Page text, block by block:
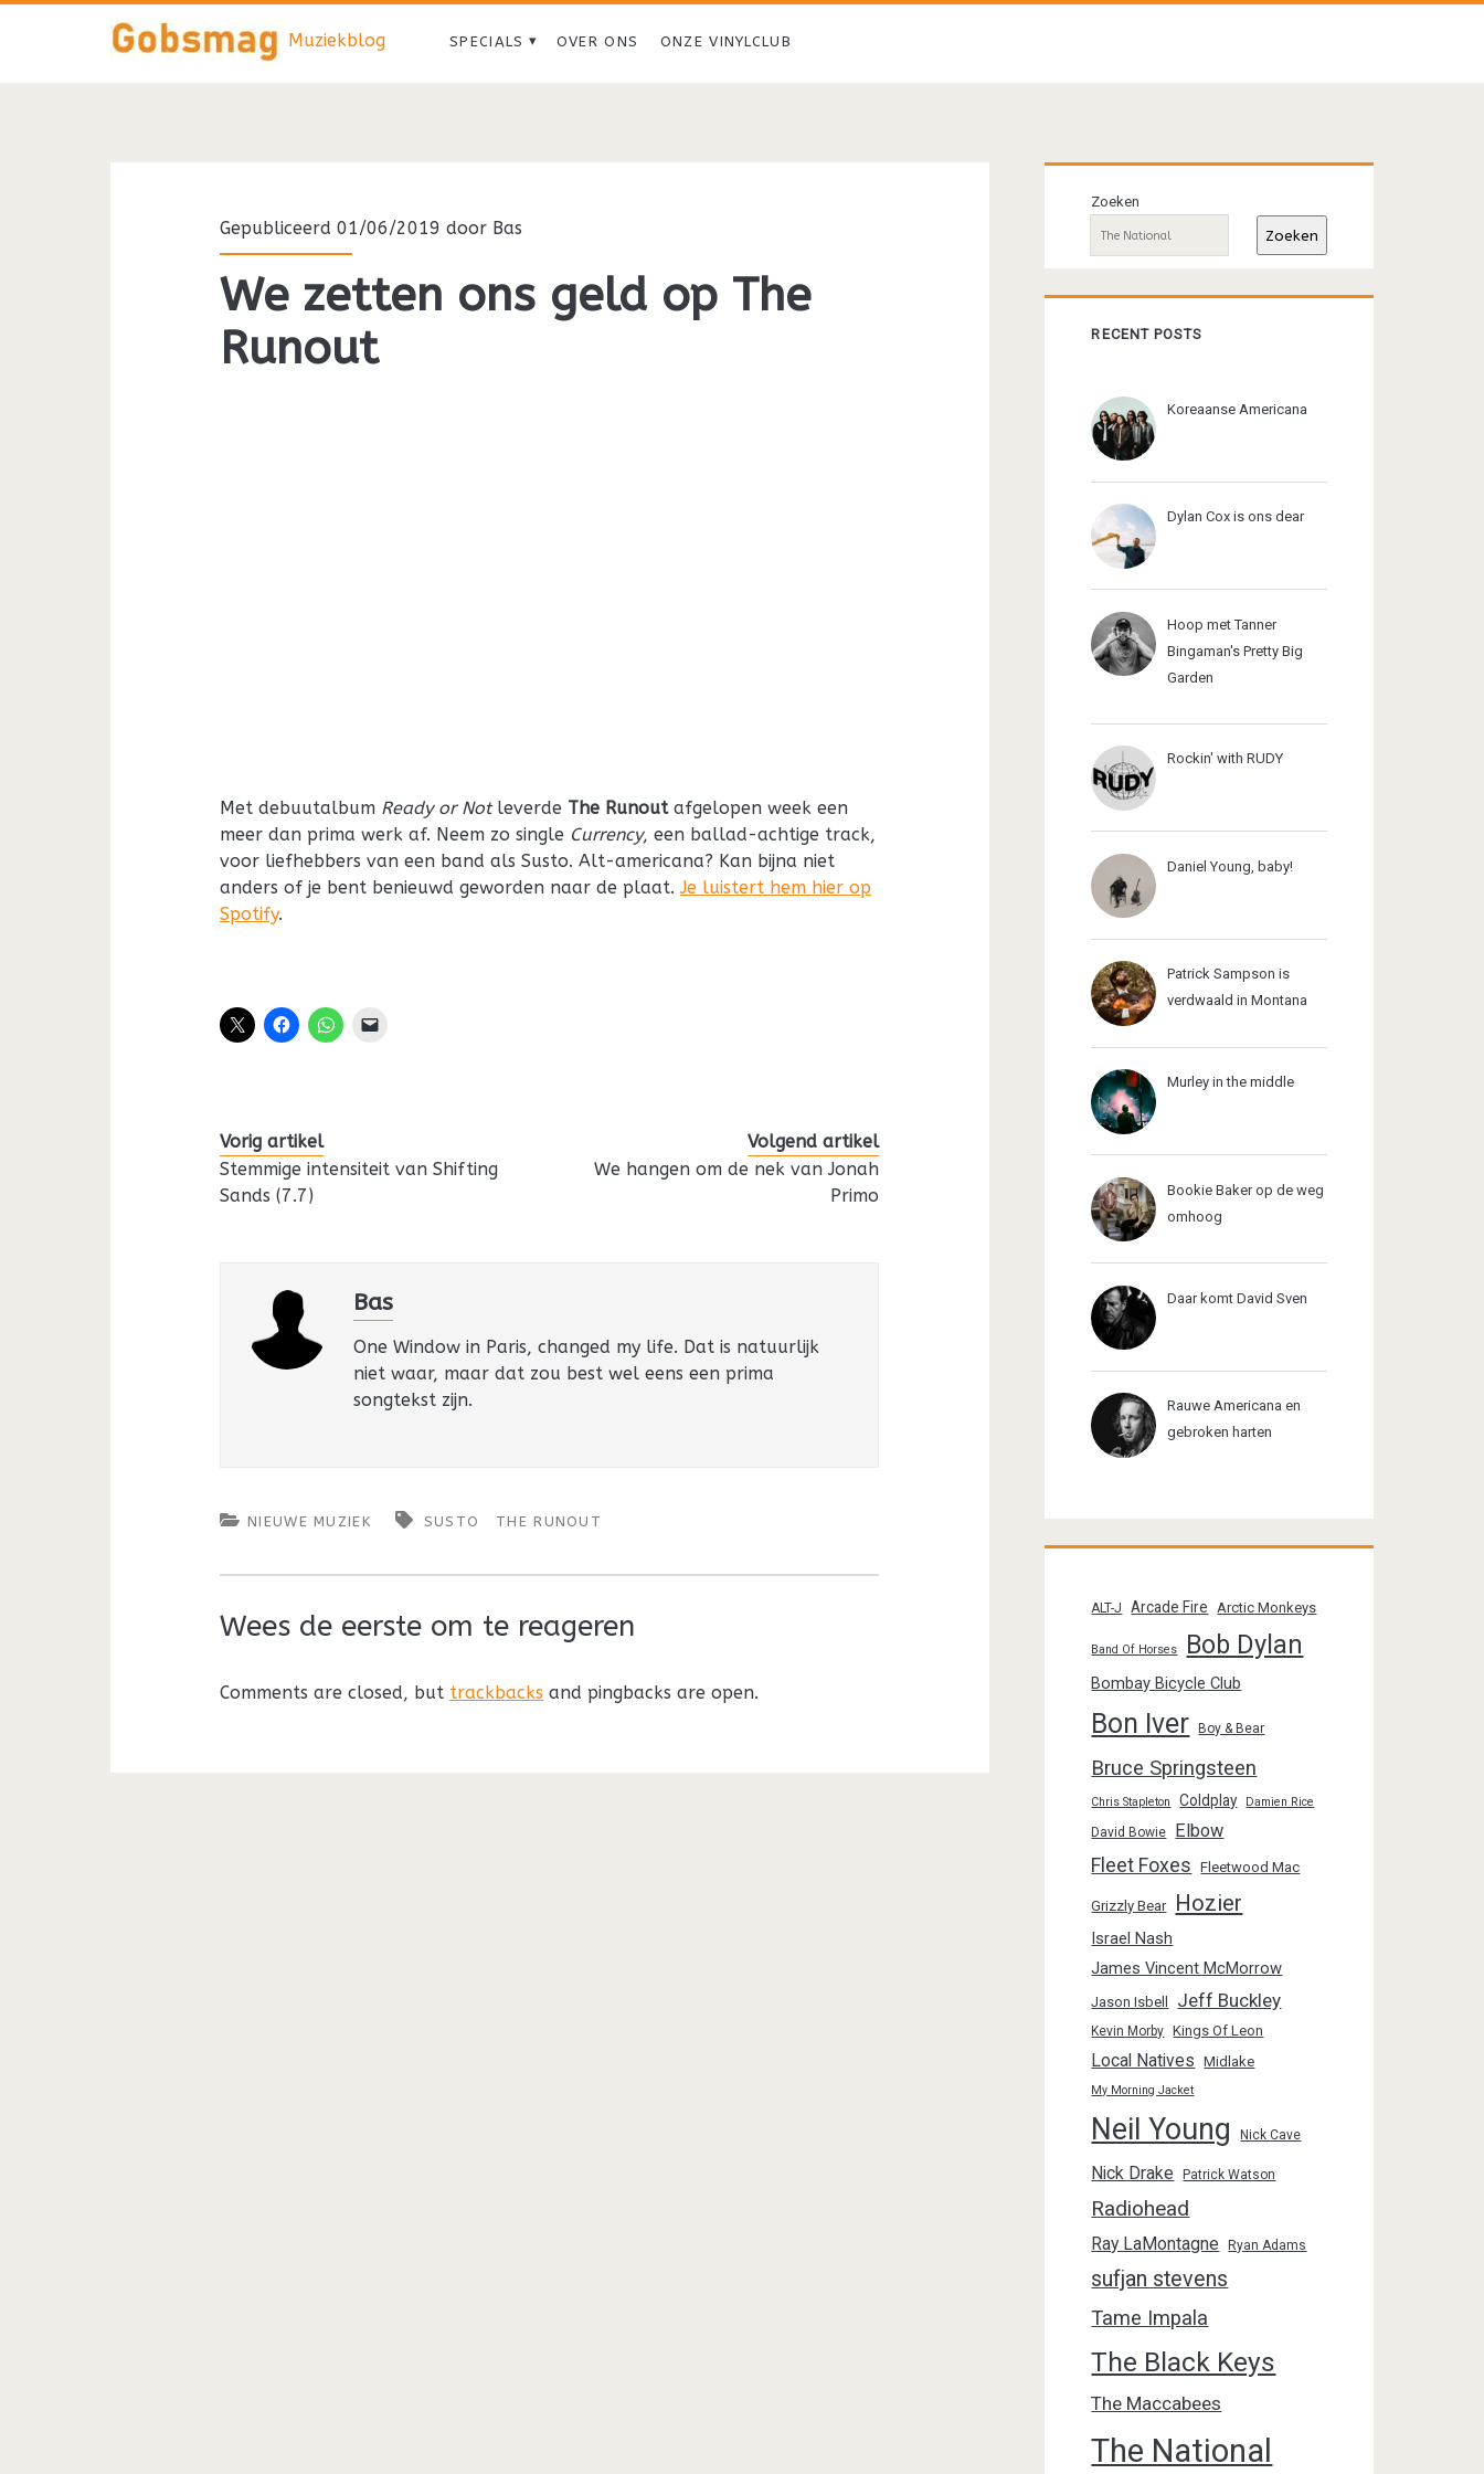
Muziekblog SPECIALS OVER ONS ONZE VINYLCLUB
Gepubliceerd 01/06/2019 door Bas
We zetten ons geld op The
Runout
Met debuutalbum Ready or Notleverde The Runoutafgelopen week een
meer dan prima werk af. Neem zo single Currency, een ballad-achtige track,
voor liefhebbers van een band als Susto. Alt-americana? Kan bijna niet
anders of je bent benieuwd geworden naar de plaat.Je luistert hem hier op
Spotify.
Vorig artikel
Stemmige intensiteit van Shifting
Sands (7.7)
Volgend artikel
We hangen om de nek van Jonah
Primo
Bas
One Window in Paris, changed my life. Dat is natuurlijk
niet waar, maar dat zou best wel eens een prima
songtekst zijn.
NIEUWE MUZIEK SUSTO THE RUNOUT
Wees de eerste om te reageren
Comments are closed, but trackbacks and pingbacks are open.
Primaire
sidebar
Zoeken
Zoeken
RECENT POSTS
Koreaanse Americana
Dylan Cox is ons dear
Hoop met Tanner
Bingaman's Pretty Big
Garden
Rockin' with RUDY
Daniel Young, baby!
Patrick Sampson is
verdwaald in Montana
Murley in the middle
Bookie Baker op de weg
omhoog
Daar komt David Sven
Rauwe Americana en
gebroken harten
ALT-J Arcade Fire Arctic Monkeys
Band Of Horses Bob Dylan
Bombay Bicycle Club
Bon Iver Boy & Bear
Bruce Springsteen
Chris Stapleton Coldplay Damien Rice
David Bowie Elbow
Fleet Foxes Fleetwood Mac
Grizzly Bear Hozier
Israel Nash
James Vincent McMorrow
Jason Isbell Jeff Buckley
Kevin Morby Kings Of Leon
Local Natives Midlake
My Morning Jacket
Neil Young Nick Cave
Nick Drake Patrick Watson
Radiohead
Ray LaMontagne Ryan Adams
sufjan stevens
Tame Impala
The Black Keys
The Maccabees
The National